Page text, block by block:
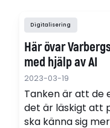
Digitalisering
Här övar
med hjälp av AI
2023-03-19
Tanken är att de
det är läskigt att
ska känna sig